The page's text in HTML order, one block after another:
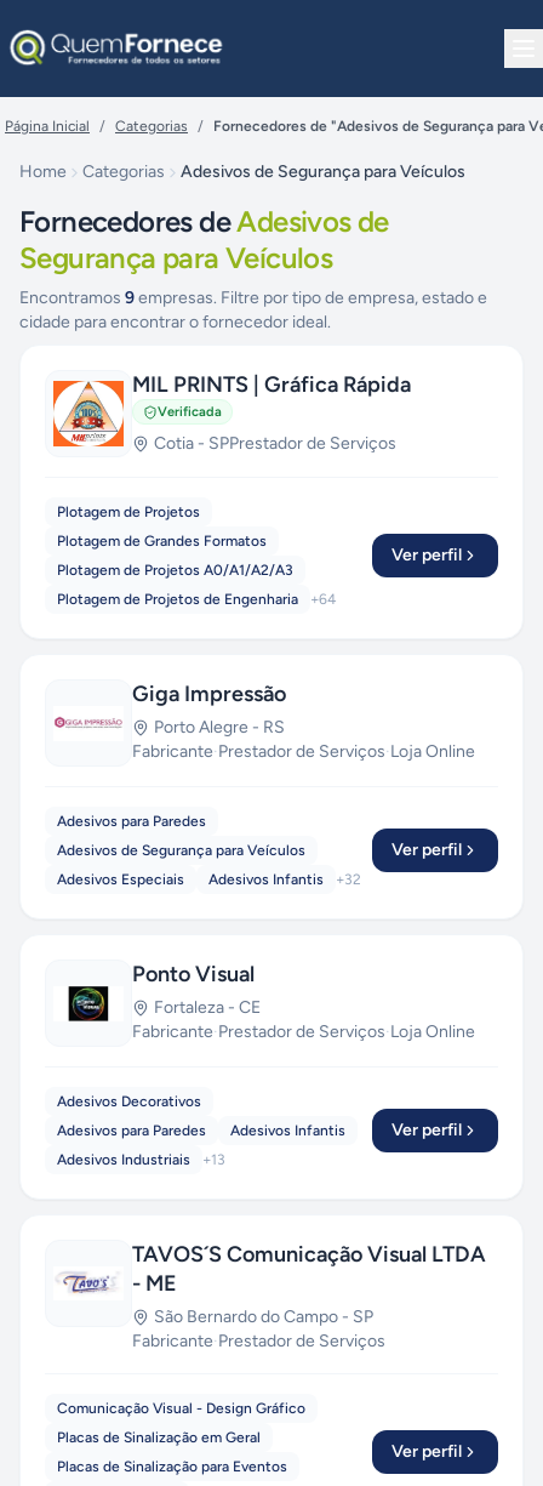
Página Inicial / Categorias / Fornecedores de "Adesivos de Segurança para
Home Categorias Adesivos de Segurança para Veículos
Fornecedores deAdesivos de
Segurança para Veículos
Encontramos 9empresas. Filtre por tipo de empresa, estado e
cidade para encontrar o fornecedor ideal.
MIL PRINTS | Gráfica Rápida
Verificada
Cotia - SPPrestador de Serviços
Plotagem de Projetos
Plotagem de Grandes Formatos
Plotagem de Projetos A0/A1/A2/A3
Plotagem de Projetos de Engenharia
+64
Ver perfil
Giga Impressão
Porto Alegre - RS
Fabricante·Prestador de Serviços·Loja Online
Adesivos para Paredes
Adesivos de Segurança para Veículos
Adesivos Especiais
Adesivos Infantis +32
Ver perfil
Ponto Visual
Fortaleza - CE
Fabricante·Prestador de Serviços·Loja Online
Adesivos Decorativos
Adesivos para Paredes
Adesivos Infantis
Adesivos Industriais
+13
Ver perfil
TAVOS´S Comunicação Visual LTDA
- ME
São Bernardo do Campo - SP
Fabricante·Prestador de Serviços
Comunicação Visual - Design Gráfico
Placas de Sinalização em Geral
Placas de Sinalização para Eventos
Ver perfil